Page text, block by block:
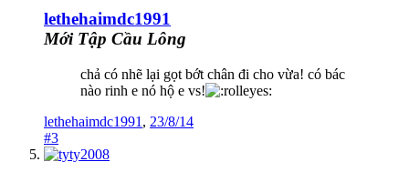
lethehaimdc1991
Mới Tập Cầu Lông
chả có nhẽ lại gọt bớt chân đi cho vừa! có bác
nào rinh e nó hộ e vs!
lethehaimdc1991 , 23/8/14
#3